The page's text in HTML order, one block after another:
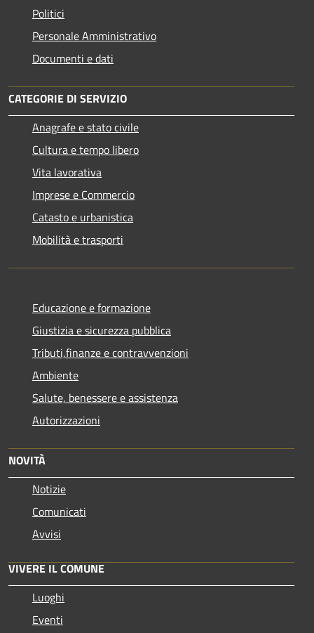
Politici
Personale Amministrativo
Documenti e dati
CATEGORIE DI SERVIZIO
Anagrafe e stato civile
Cultura e tempo libero
Vita lavorativa
Imprese e Commercio
Catasto e urbanistica
Mobilità e trasporti
Educazione e formazione
Giustizia e sicurezza pubblica
Tributi,finanze e contravvenzioni
Ambiente
Salute, benessere e assistenza
Autorizzazioni
NOVITÀ
Notizie
Comunicati
Avvisi
VIVERE IL COMUNE
Luoghi
Eventi